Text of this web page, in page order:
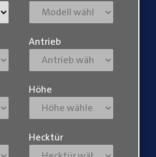
Antrieb
Höhe
Hecktür